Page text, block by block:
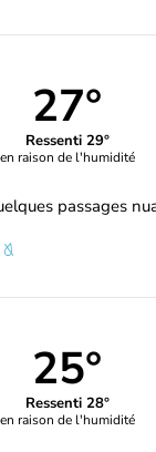
27°
Ressenti 29°
en raison de l'humidité
passages
25°
Ressenti 28°
en raison de l'humidité